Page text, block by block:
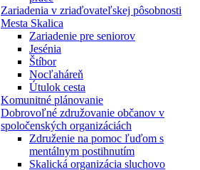
Zariadenia v zriaďovateľskej pôsobnosti
Mesta Skalica
Zariadenie pre seniorov
Jesénia
Štíbor
Nocľaháreň
Útulok cesta
Komunitné plánovanie
Dobrovoľné združovanie občanov v
spoločenských organizáciách
Združenie na pomoc ľuďom s
mentálnym postihnutím
Skalická organizácia sluchovo